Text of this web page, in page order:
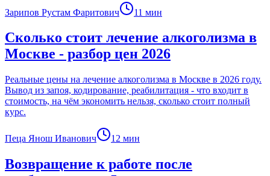
Зарипов Рустам Фаритович 11 мин
Сколько стоит лечение алкоголизма в
Москве - разбор цен 2026
Реальные цены на лечение алкоголизма в Москве в 2026 году.
Вывод из запоя, кодирование, реабилитация - что входит в
стоимость, на чём экономить нельзя, сколько стоит полный
курс.
Пеца Янош Иванович 12 мин
Возвращение к работе после